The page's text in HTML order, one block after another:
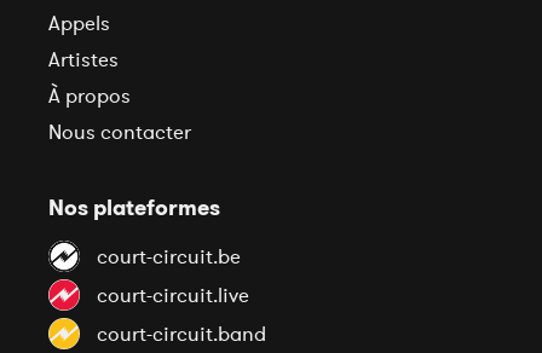
Appels
Artistes
À propos
Nous contacter
Nos plateformes
court-circuit.be
court-circuit.live
court-circuit.band